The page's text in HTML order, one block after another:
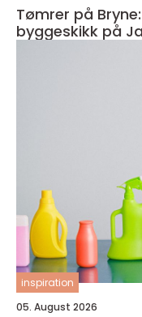
Tømrer på
byggeskikk på
inspiration
05. August 2026